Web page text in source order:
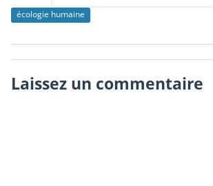
écologie humaine
Laissez un commentaire